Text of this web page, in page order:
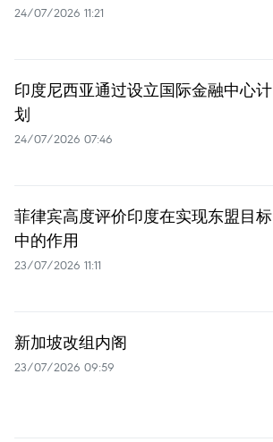
24/07/2026 11:21
印度尼西亚通过设立国际金融中心计
划
24/07/2026 07:46
菲律宾高度评价印度在实现东盟目标
中的作用
23/07/2026 11:11
新加坡改组内阁
23/07/2026 09:59